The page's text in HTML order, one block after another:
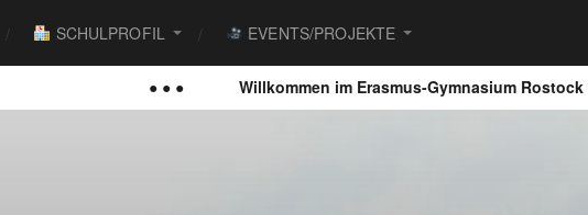
SCHULPROFIL EVENTS/PROJEKTE
Willkommen im Erasmus-Gymnasium Rostock